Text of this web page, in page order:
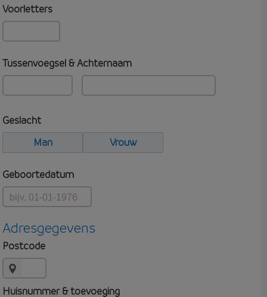
Voorletters
Tussenvoegsel & Achternaam
Geslacht
Man
Vrouw
Geboortedatum
Adresgegevens
Postcode
Huisnummer & toevoeging